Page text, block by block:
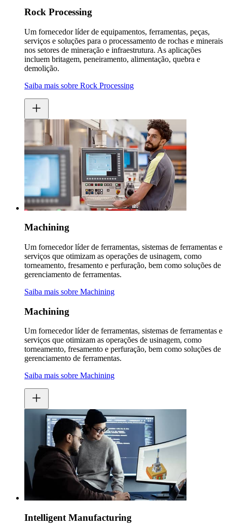
Rock Processing
Um fornecedor líder de equipamentos, ferramentas, peças,
serviços e soluções para o processamento de rochas e minerais
nos setores de mineração e infraestrutura. As aplicações
incluem britagem, peneiramento, alimentação, quebra e
demolição.
Saiba mais sobre Rock Processing
Machining
Um fornecedor líder de ferramentas, sistemas de ferramentas e
serviços que otimizam as operações de usinagem, como
torneamento, fresamento e perfuração, bem como soluções de
gerenciamento de ferramentas.
Saiba mais sobre Machining
Machining
Um fornecedor líder de ferramentas, sistemas de ferramentas e
serviços que otimizam as operações de usinagem, como
torneamento, fresamento e perfuração, bem como soluções de
gerenciamento de ferramentas.
Saiba mais sobre Machining
Intelligent Manufacturing